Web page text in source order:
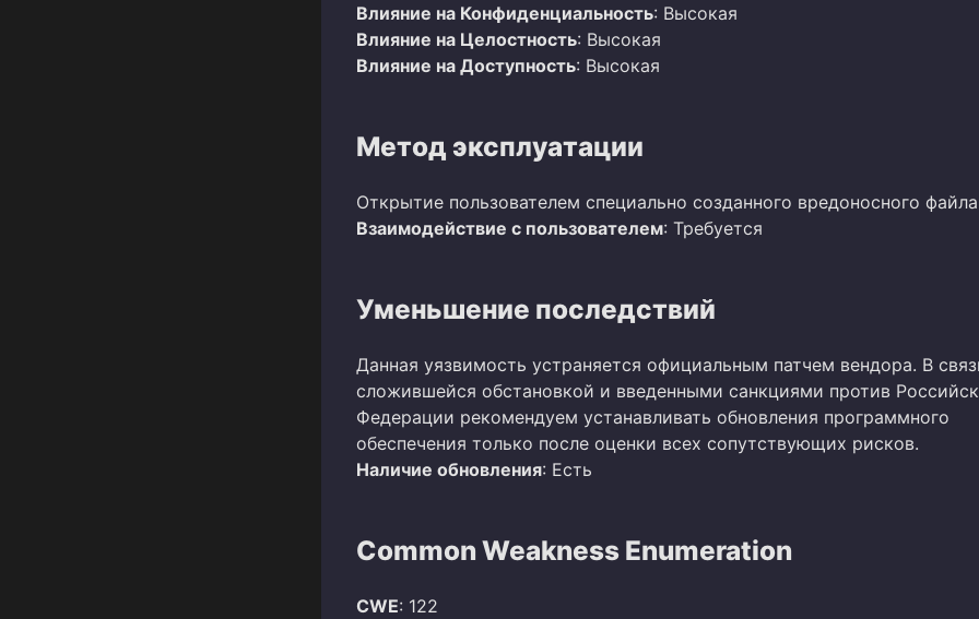
Влияние на Конфиденциальность: Высокая
Влияние на Целостность: Высокая
Влияние на Доступность: Высокая
Метод эксплуатации
Открытие пользователем специально созданного вредоносного
Взаимодействие с пользователем: Требуется
Уменьшение последствий
Данная уязвимость устраняется официальным патчем вендора. В
сложившейся обстановкой и введенными санкциями против
Федерации рекомендуем устанавливать обновления программного
обеспечения только после оценки всех сопутствующих рисков.
Наличие обновления: Есть
Common Weakness Enumeration
CWE: 122